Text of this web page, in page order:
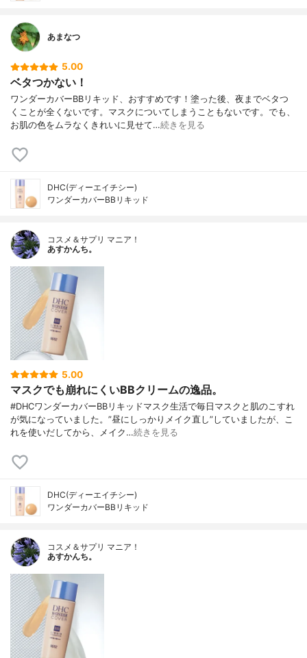
あまなつ
5.00
ベタつかない！
ワンダーカバーBBリキッド、おすすめです！塗った後、夜までベタつ
くことが全くないです。マスクについてしまうこともないです。でも、
お肌の色をムラなくきれいに見せて…続きを見る
DHC(ディーエイチシー)
ワンダーカバーBBリキッド
コスメ＆サプリ マニア！
あすかんち。
5.00
マスクでも崩れにくいBBクリームの逸品。
#DHCワンダーカバーBBリキッドマスク生活で毎日マスクと肌のこすれ
が気になっていました。”昼にしっかりメイク直し”していましたが、こ
れを使いだしてから、メイク…続きを見る
DHC(ディーエイチシー)
ワンダーカバーBBリキッド
コスメ＆サプリ マニア！
あすかんち。